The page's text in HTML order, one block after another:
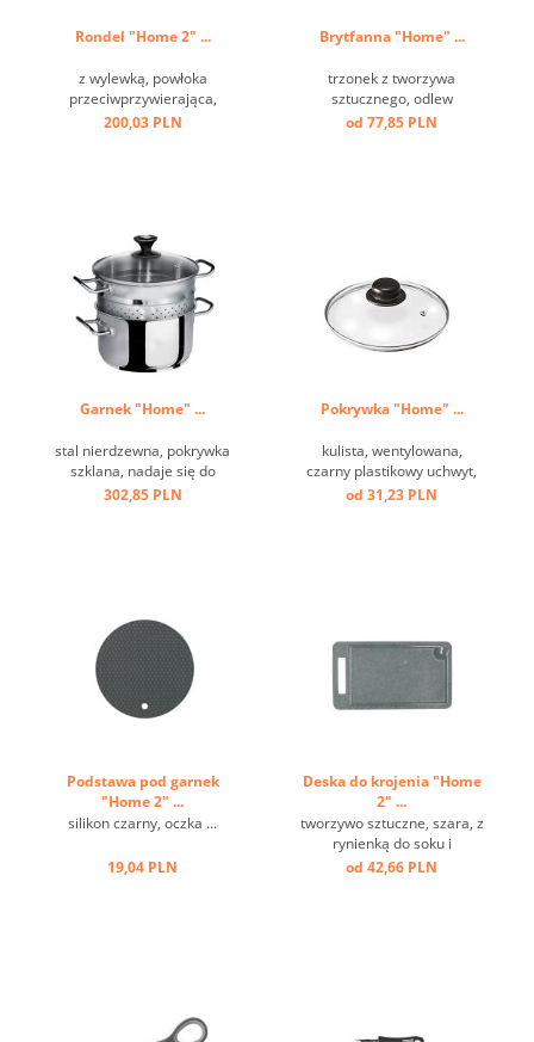
Rondel "Home 2" ...
z wylewką, powłoka
przeciwprzywierająca,
trzonek z tworzywa
200,03 PLN
Brytfanna "Home" ...
trzonek z tworzywa
sztucznego, odlew
aluminiowy, przeciw
od 77,85 PLN
Garnek "Home" ...
stal nierdzewna, pokrywka
szklana, nadaje się do
indukcji ...
302,85 PLN
Pokrywka "Home" ...
kulista, wentylowana,
czarny plastikowy uchwyt,
szkło, obręcz ze stali
od 31,23 PLN
Podstawa pod garnek
"Home 2" ...
silikon czarny, oczka ...
19,04 PLN
Deska do krojenia "Home
2" ...
tworzywo sztuczne, szara, z
rynienką do soku i
uchwytem ...
od 42,66 PLN